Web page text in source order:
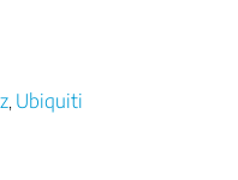
Ubiquiti